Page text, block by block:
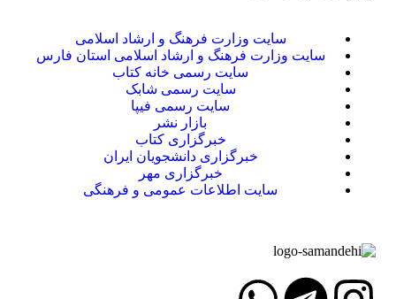
سایت وزارت فرهنگ و ارشاد اسلامی
سایت وزارت فرهنگ و ارشاد اسلامی استان فارس
سایت رسمی خانه کتاب
سایت رسمی شابک
سایت رسمی فیپا
بازار نشر
خبرگزاری کتاب
خبرگزاری دانشجویان ایران
خبرگزاری مهر
سایت اطلاعات عمومی و فرهنگی